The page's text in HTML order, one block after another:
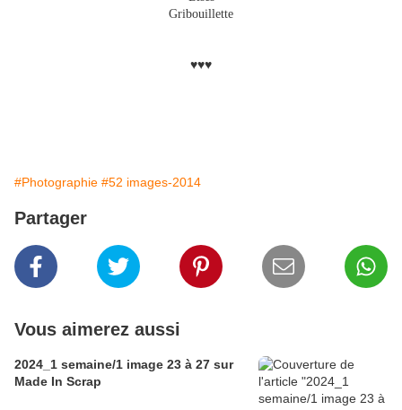
Gribouillette
♥♥♥
#Photographie #52 images-2014
Partager
Vous aimerez aussi
2024_1 semaine/1 image 23 à 27 sur
Made In Scrap